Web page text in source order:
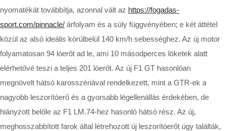
nyomatékát továbbítja, azonnal vált az https://fogadas-
sport.com/pinnacle/ árfolyam és a súly függvényében; e két áttétel
közül az alsó ideális körülbelül 140 km/h sebességhez. Az új motor
folyamatosan 94 lóerőt ad le, ami 10 másodperces löketek alatt
elérhetővé teszi a teljes 201 lóerőt. Az új F1 GT hasonlóan
megnövelt hátsó karosszériával rendelkezett, mint a GTR-ek a
nagyobb leszorítóerő és a gyorsabb légellenállás érdekében, de
hiányzott belőle az F1 LM.74-hez hasonló hátsó rész. Az új,
meghosszabbított farok által létrehozott új leszorítóerőt úgy találták,